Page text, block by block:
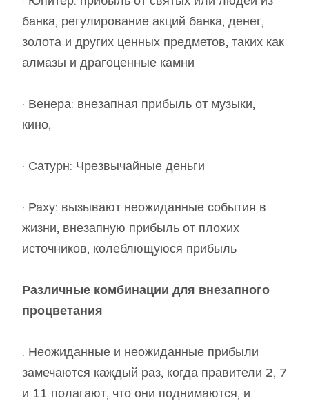
банка, регулирование акций банка, денег,
золота и других ценных предметов, таких как
алмазы и драгоценные камни
· Венера: внезапная прибыль от музыки,
кино,
· Сатурн: Чрезвычайные деньги
· Раху: вызывают неожиданные события в
жизни, внезапную прибыль от плохих
источников, колеблющуюся прибыль
Различные комбинации для внезапного
процветания
. Неожиданные и неожиданные прибыли
замечаются каждый раз, когда правители 2, 7
и 11 полагают, что они поднимаются, и